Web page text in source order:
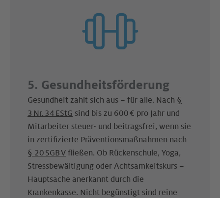
5. Gesundheitsförderung
Gesundheit zahlt sich aus – für alle. Nach §
3 Nr. 34 EStG sind bis zu 600 € pro Jahr und
Mitarbeiter steuer- und beitragsfrei, wenn sie
in zertifizierte Präventionsmaßnahmen nach
§ 20 SGB V fließen. Ob Rückenschule, Yoga,
Stressbewältigung oder Achtsamkeitskurs –
Hauptsache anerkannt durch die
Krankenkasse. Nicht begünstigt sind reine